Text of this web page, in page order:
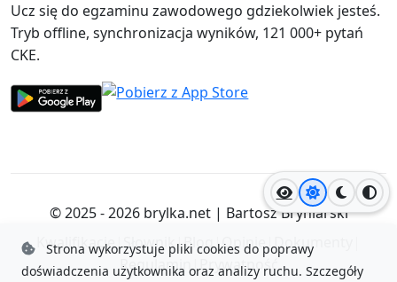
Jasny motyw
Ciemny
Ucz się do egzaminu zawodowego gdziekolwiek jesteś.
Tryb offline, synchronizacja wyników, 121 000+ pytań
CKE.
© 2025 - 2026 brylka.net| Bartosz Bryniarski
Kwalifikacje|Słownik|Blog|Opinie|Dokumenty
Regulamin|Prywatność
Strona wykorzystuje pliki cookies do poprawy
doświadczenia użytkownika oraz analizy ruchu. Szczegóły